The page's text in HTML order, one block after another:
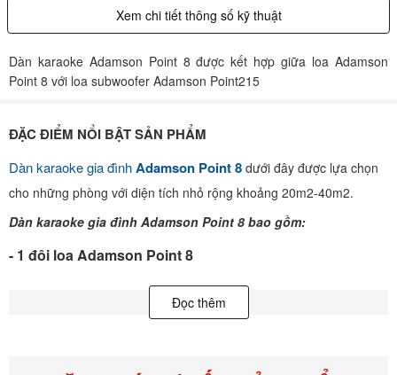
Xem chi tiết thông số kỹ thuật
Dàn karaoke Adamson Point 8 được kết hợp giữa loa Adamson
Point 8 với loa subwoofer Adamson Point215
ĐẶC ĐIỂM NỔI BẬT SẢN PHẨM
Dàn karaoke gia đìnhAdamson Point 8 dưới đây được lựa chọn
cho những phòng với diện tích nhỏ rộng khoảng 20m2-40m2.
Dàn karaoke gia đình Adamson Point 8 bao gồm:
- 1 đôi loa Adamson Point 8
Loa Adamson Point 8 sở hữu thiết kế nổi bật với kiểu dáng loa theo
phong cách classic nên rất đơn giản nhưng vẫn giữ được vẻ sang
Đọc thêm